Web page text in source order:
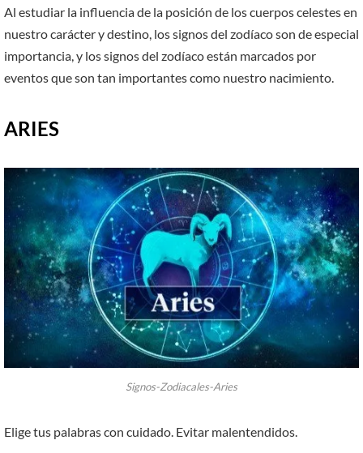
Al estudiar la influencia de la posición de los cuerpos celestes en
nuestro carácter y destino, los signos del zodíaco son de especial
importancia, y los signos del zodíaco están marcados por
eventos que son tan importantes como nuestro nacimiento.
ARIES
Signos-Zodiacales-Aries
Elige tus palabras con cuidado. Evitar malentendidos.